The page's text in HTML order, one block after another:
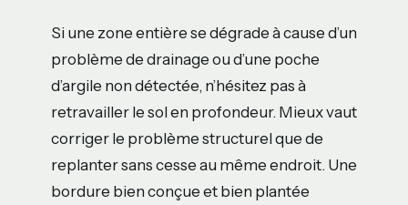
Si une zone entière se dégrade à cause d’un
problème de drainage ou d’une poche
d’argile non détectée, n’hésitez pas à
retravailler le sol en profondeur. Mieux vaut
corriger le problème structurel que de
replanter sans cesse au même endroit. Une
bordure bien conçue et bien plantée